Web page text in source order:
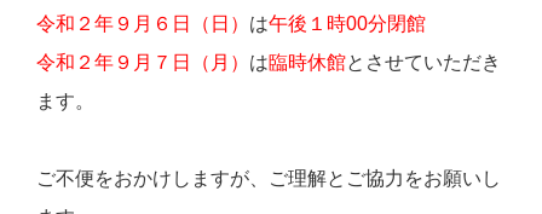
令和２年 ９月６日（日） は午後１時00分閉館
令和２年９月７日（月） は臨時休館とさせていただき
ます。
ご不便をおかけしますが、ご理解とご協力をお願いし